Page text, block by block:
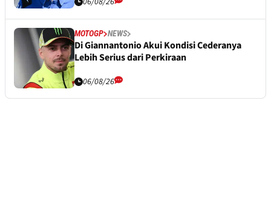
MOTOGP NEWS
Di Giannantonio Akui Kondisi Cederanya
Lebih Serius dari Perkiraan
06/08/26